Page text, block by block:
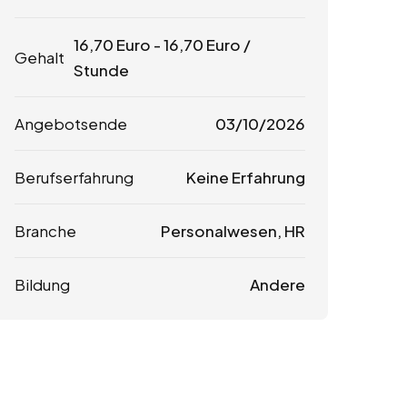
Gehalt
16,70 Euro -16,70 Euro /
Stunde
Angebotsende 03/10/2026
Berufserfahrung Keine Erfahrung
Branche Personalwesen, HR
Bildung Andere